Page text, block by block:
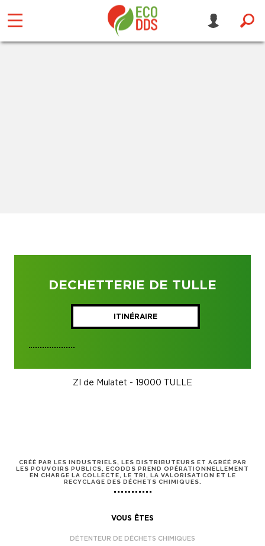
DECHETTERIE DE TULLE
ITINÉRAIRE
ZI de Mulatet - 19000 TULLE
CRÉÉ PAR LES INDUSTRIELS, LES DISTRIBUTEURS ET AGRÉÉ PAR
LES POUVOIRS PUBLICS, ECODDS PREND OPÉRATIONNELLEMENT
EN CHARGE LA COLLECTE, LE TRI, LA VALORISATION ET LE
RECYCLAGE DES DÉCHETS CHIMIQUES.
VOUS ÊTES
DÉTENTEUR DE DÉCHETS CHIMIQUES